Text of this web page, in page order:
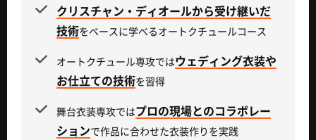
クリスチャン・ディオールから受け継いだ
技術をベースに学べるオートクチュールコース
オートクチュール専攻ではウェディング衣装や
お仕立ての技術を習得
舞台衣装専攻ではプロの現場とのコラボレー
ションで作品に合わせた衣装作りを実践